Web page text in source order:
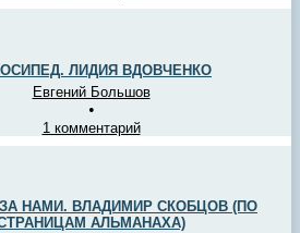
ЛИДИЯ ВДОВЧЕНКО
Евгений Большов
•
1 комментарий
НАМИ. ВЛАДИМИР СКОБЦОВ (ПО
АЛЬМАНАХА)